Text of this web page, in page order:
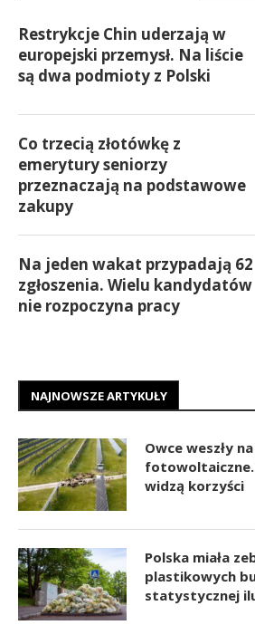
Restrykcje Chin uderzają w
europejski przemysł. Na liście
są dwa podmioty z Polski
Co trzecią złotówkę z
emerytury seniorzy
przeznaczają na podstawowe
zakupy
Na jeden wakat przypadają 62
zgłoszenia. Wielu kandydatów
nie rozpoczyna pracy
NAJNOWSZE ARTYKUŁY
Owce weszły
widzą korzyści
Polska miała
plastikowych
statystycznej